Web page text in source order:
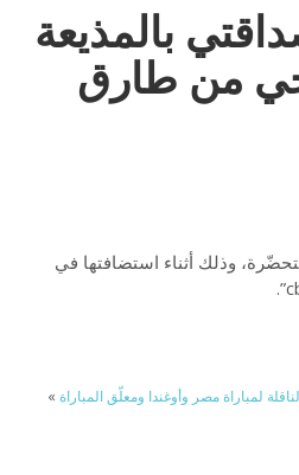
بالمذيعة
من طارق
وذلك أثناء استضافتها في
لمباراة مصر وأوغندا ومعلّق المباراة »